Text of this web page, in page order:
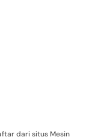
dari situs Mesin